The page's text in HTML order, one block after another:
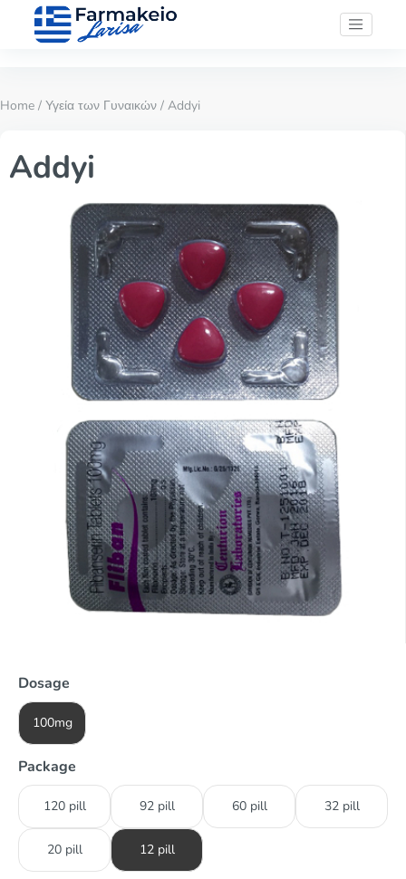
Home / Υγεία των Γυναικών / Addyi
Addyi
Dosage
100mg
Package
120 pill 92 pill 60 pill 32 pill
20 pill 12 pill